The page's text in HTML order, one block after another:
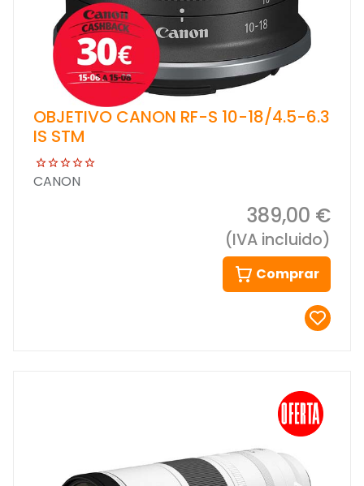
OBJETIVO CANON RF-S 10-18/4.5-6.3
IS STM
CANON
389,00 €
(IVA incluido)
Comprar